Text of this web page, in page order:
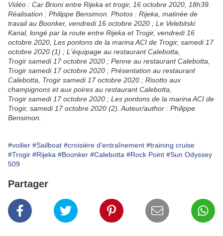
Vidéo : Car Brioni entre Rijeka et trogir, 16 octobre 2020, 18h39.
Réalisation : Philippe Bensimon. Photos : Rijeka, matinée de
travail au Boonker, vendredi 16 octobre 2020 ; Le Velebitski
Kanal, longé par la route entre Rijeka et Trogir, vendredi 16
octobre 2020, Les pontons de la marina ACI de Trogir, samedi 17
octobre 2020 (1) ; L'équipage au restaurant Calebotta,
Trogir samedi 17 octobre 2020 ; Penne au restaurant Calebotta,
Trogir samedi 17 octobre 2020 ; Présentation au restaurant
Calebotta, Trogir samedi 17 octobre 2020 ; Risotto aux
champignons et aux poires au restaurant Calebotta,
Trogir samedi 17 octobre 2020 ; Les pontons de la marina ACI de
Trogir, samedi 17 octobre 2020 (2). Auteur/author : Philippe
Bensimon.
#voilier #Sailboat #croisière d'entraînement #training cruise
#Trogir #Rijeka #Boonker #Calebotta #Rock Point #Sun Odyssey
509
Partager